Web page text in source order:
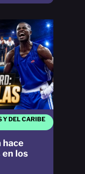
Y DEL CARIBE
hace
los